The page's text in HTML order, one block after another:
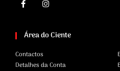
Área do Ciente
Contactos
Detalhes da Conta